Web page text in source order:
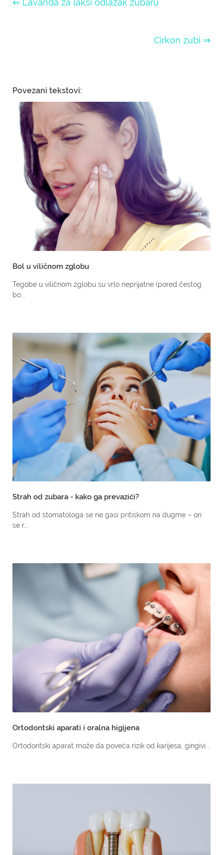
⇐ Lavanda za lakši odlazak zubaru
Cirkon zubi ⇒
Povezani tekstovi:
Bol u viličnom zglobu
Tegobe u viličnom zglobu su vrlo neprijatne (pored čestog
bo...
Strah od zubara - kako ga prevazići?
Strah od stomatologa se ne gasi pritiskom na dugme – on
se r...
Ortodontski aparati i oralna higijena
Ortodontski aparat može da poveća rizik od karijesa, gingivi...